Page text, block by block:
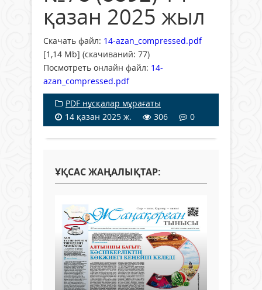
қазан 2025 жыл
Скачать файл: 14-azan_compressed.pdf
[1,14 Mb] (cкачиваний: 77)
Посмотреть онлайн файл: 14-
azan_compressed.pdf
PDF нұсқалар мұрағаты
14 қазан 2025 ж.
306 0
ҰҚСАС ЖАҢАЛЫҚТАР: